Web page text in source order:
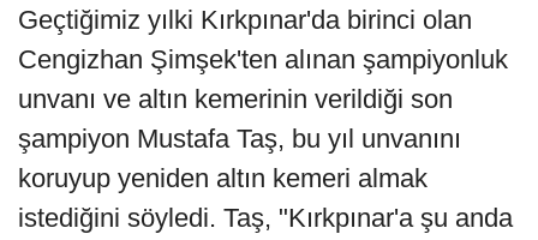
Geçtiğimiz yılki Kırkpınar'da birinci olan
Cengizhan Şimşek'ten alınan şampiyonluk
unvanı ve altın kemerinin verildiği son
şampiyon Mustafa Taş, bu yıl unvanını
koruyup yeniden altın kemeri almak
istediğini söyledi. Taş, "Kırkpınar'a şu anda